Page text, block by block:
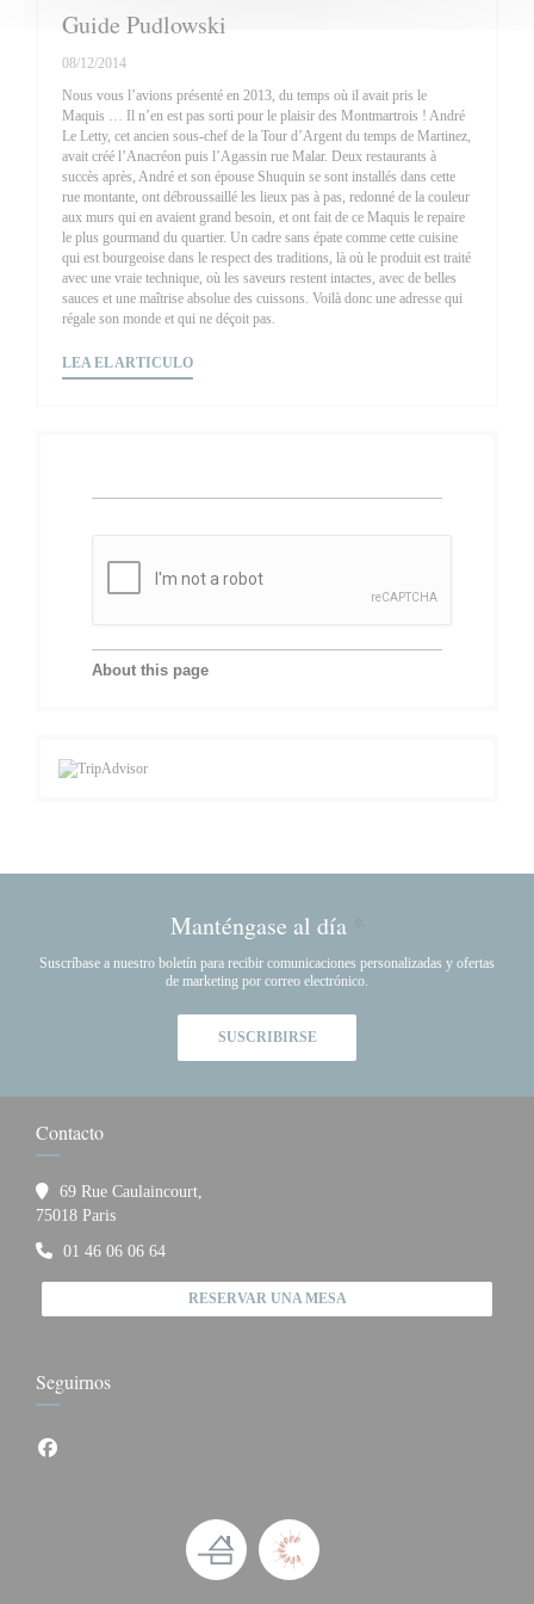
Guide Pudlowski
08/12/2014
Nous vous l’avions présenté en 2013, du temps où il avait pris le
Maquis … Il n’en est pas sorti pour le plaisir des Montmartrois ! André
Le Letty, cet ancien sous-chef de la Tour d’Argent du temps de Martinez,
avait créé l’Anacréon puis l’Agassin rue Malar. Deux restaurants à
succès après, André et son épouse Shuquin se sont installés dans cette
rue montante, ont débroussaillé les lieux pas à pas, redonné de la couleur
aux murs qui en avaient grand besoin, et ont fait de ce Maquis le repaire
le plus gourmand du quartier. Un cadre sans épate comme cette cuisine
qui est bourgeoise dans le respect des traditions, là où le produit est traité
avec une vraie technique, où les saveurs restent intactes, avec de belles
sauces et une maîtrise absolue des cuissons. Voilà donc une adresse qui
régale son monde et qui ne déçoit pas.
LEA EL ARTICULO((ABRE EN UNA NUEVA VENTANA))
Manténgase al día *
Suscríbase a nuestro boletín para recibir comunicaciones personalizadas y ofertas
de marketing por correo electrónico.
SUSCRIBIRSE
Contacto
69 Rue Caulaincourt,
75018 Paris((abre en una nueva ventana))
01 46 06 06 64
RESERVAR UNA MESA
Seguirnos
Facebook ((abre en una nueva ventana))